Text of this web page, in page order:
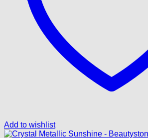
Add to wishlist